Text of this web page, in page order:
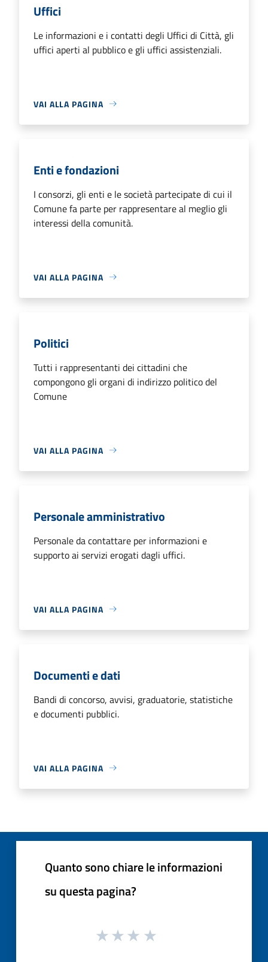
Uffici
Le informazioni e i contatti degli Uffici di Città, gli
uffici aperti al pubblico e gli uffici assistenziali.
VAI ALLA PAGINA
Enti e fondazioni
I consorzi, gli enti e le società partecipate di cui il
Comune fa parte per rappresentare al meglio gli
interessi della comunità.
VAI ALLA PAGINA
Politici
Tutti i rappresentanti dei cittadini che
compongono gli organi di indirizzo politico del
Comune
VAI ALLA PAGINA
Personale amministrativo
Personale da contattare per informazioni e
supporto ai servizi erogati dagli uffici.
VAI ALLA PAGINA
Documenti e dati
Bandi di concorso, avvisi, graduatorie, statistiche
e documenti pubblici.
VAI ALLA PAGINA
Quanto sono chiare le informazioni
su questa pagina?